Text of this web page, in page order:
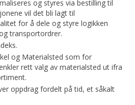
og styres via bestilling til
vil det bli lagt til
for å dele og styre logikken
transportordrer.
og Materialsted som for
rett valg av materialsted ut ifra
oppdrag fordelt på tid, et såkalt